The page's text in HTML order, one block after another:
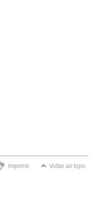
Imprimir Voltar ao topo